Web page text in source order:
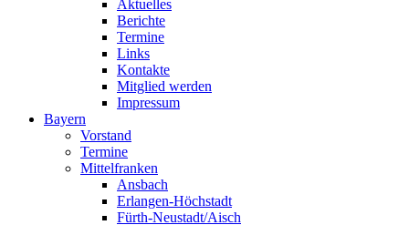
Aktuelles
Berichte
Termine
Links
Kontakte
Mitglied werden
Impressum
Bayern
Vorstand
Termine
Mittelfranken
Ansbach
Erlangen-Höchstadt
Fürth-Neustadt/Aisch